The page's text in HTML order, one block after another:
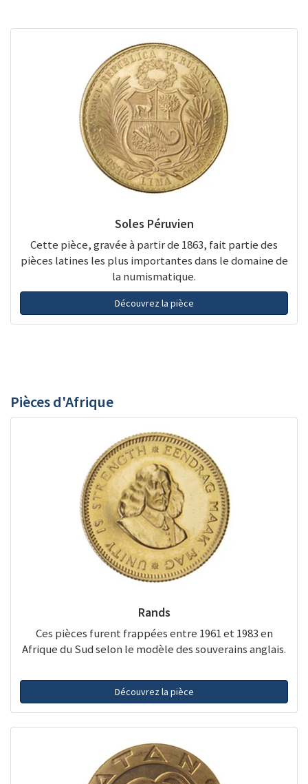
Soles Péruvien
Cette pièce, gravée à partir de 1863, fait partie des
pièces latines les plus importantes dans le domaine de
la numismatique.
Découvrez la pièce
Pièces d'Afrique
Rands
Ces pièces furent frappées entre 1961 et 1983 en
Afrique du Sud selon le modèle des souverains anglais.
Découvrez la pièce